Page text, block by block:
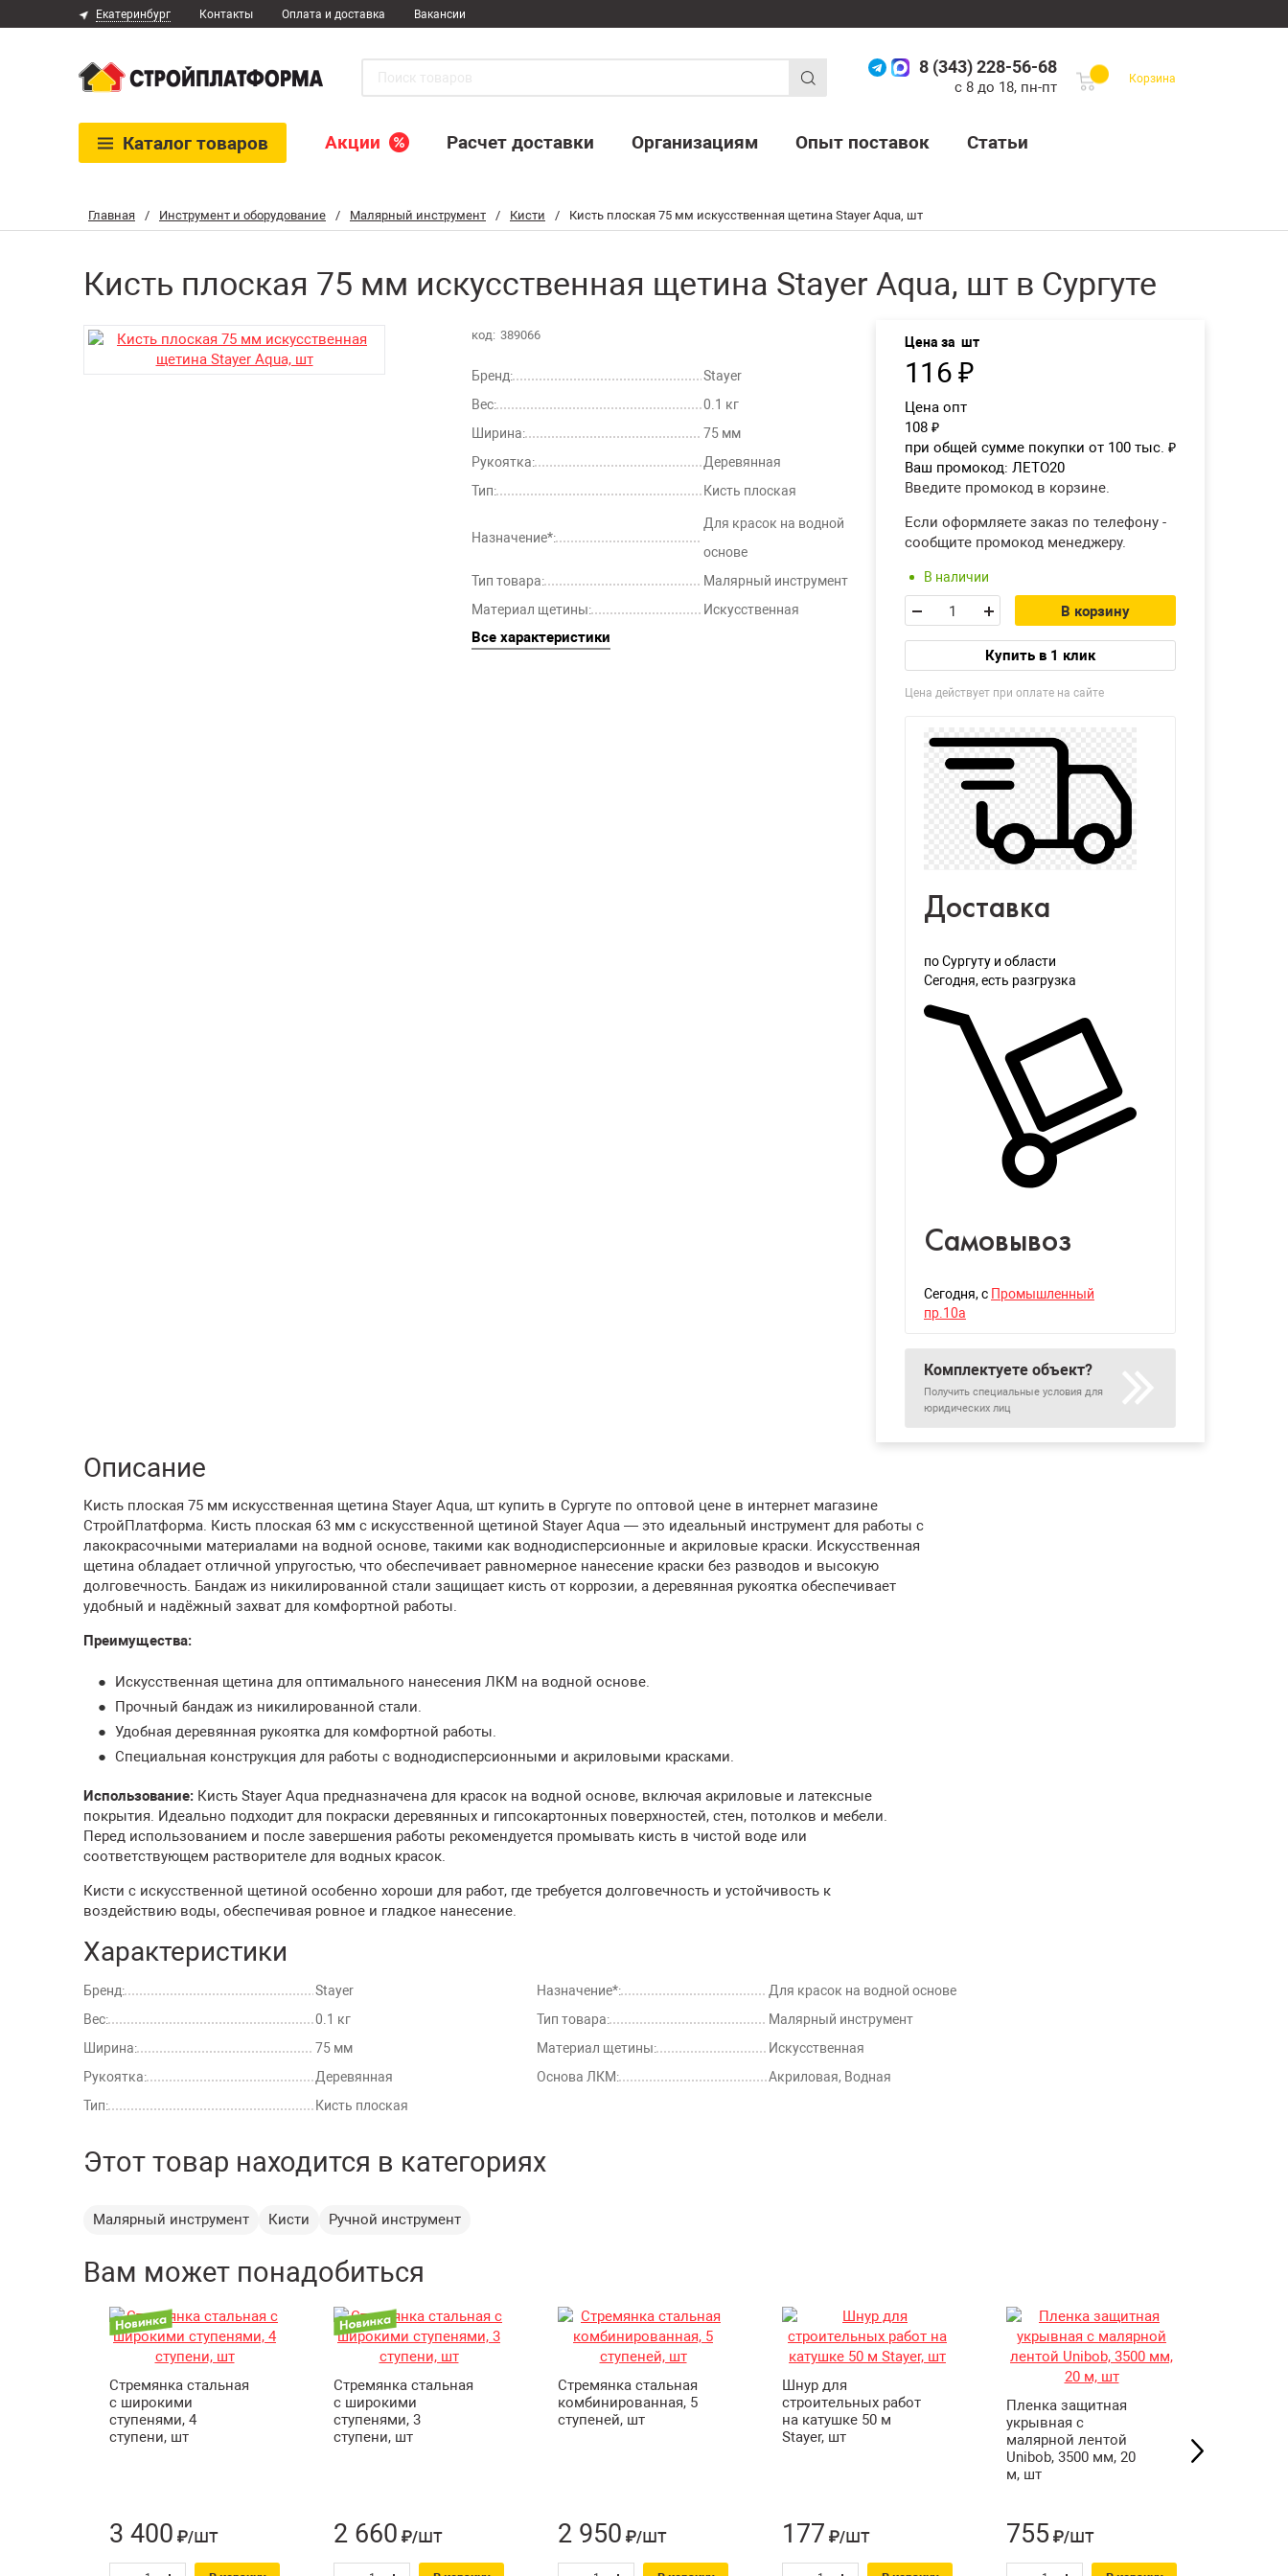
Главная / Инструмент и оборудование / Малярный инструмент / Кисти / Кисть плоская 75 мм искусственная щетина Stayer Aqua, шт
Кисть плоская 75 мм искусственная щетина Stayer Aqua, шт в Сургуте
код: 389066
Бренд:
Stayer
Вес:
0.1 кг
Ширина:
75 мм
Рукоятка:
Деревянная
Тип:
Кисть плоская
Назначение*:
Для красок на водной
основе
Тип товара:
Малярный инструмент
Материал щетины:
Искусственная
Все характеристики
Цена за шт
116 ₽
Цена опт
108 ₽
при общей сумме покупки от 100 тыс. ₽
Ваш промокод: ЛЕТО20
Введите промокод в корзине.
Если оформляете заказ по телефону -
сообщите промокод менеджеру.
В наличии
В корзину
Купить в 1 клик
Цена действует при оплате на сайте
Доставка
по Сургуту и области
Сегодня, есть разгрузка
Самовывоз
Сегодня, с Промышленный
пр.10а
Комплектуете объект?
Получить специальные условия для
юридических лиц
Описание
Кисть плоская 75 мм искусственная щетина Stayer Aqua, шт купить в Сургуте по оптовой цене в интернет магазине
СтройПлатформа. Кисть плоская 63 мм с искусственной щетиной Stayer Aqua — это идеальный инструмент для работы с
лакокрасочными материалами на водной основе, такими как воднодисперсионные и акриловые краски. Искусственная
щетина обладает отличной упругостью, что обеспечивает равномерное нанесение краски без разводов и высокую
долговечность. Бандаж из никилированной стали защищает кисть от коррозии, а деревянная рукоятка обеспечивает
удобный и надёжный захват для комфортной работы.
Преимущества:
Искусственная щетина для оптимального нанесения ЛКМ на водной основе.
Прочный бандаж из никилированной стали.
Удобная деревянная рукоятка для комфортной работы.
Специальная конструкция для работы с воднодисперсионными и акриловыми красками.
Использование: Кисть Stayer Aqua предназначена для красок на водной основе, включая акриловые и латексные
покрытия. Идеально подходит для покраски деревянных и гипсокартонных поверхностей, стен, потолков и мебели.
Перед использованием и после завершения работы рекомендуется промывать кисть в чистой воде или
соответствующем растворителе для водных красок.
Кисти с искусственной щетиной особенно хороши для работ, где требуется долговечность и устойчивость к
воздействию воды, обеспечивая ровное и гладкое нанесение.
Характеристики
Бренд:
Stayer
Вес:
0.1 кг
Ширина:
75 мм
Рукоятка:
Деревянная
Тип:
Кисть плоская
Назначение*:
Для красок на водной основе
Тип товара:
Малярный инструмент
Материал щетины:
Искусственная
Основа ЛКМ:
Акриловая, Водная
Этот товар находится в категориях
Малярный инструмент Кисти Ручной инструмент
Вам может понадобиться
Стремянка стальная
с широкими
ступенями, 4
ступени, шт
3 400 ₽/шт
Стремянка стальная
с широкими
ступенями, 3
ступени, шт
2 660 ₽/шт
Стремянка стальная
комбинированная, 5
ступеней, шт
2 950 ₽/шт
Шнур для
строительных работ
на катушке 50 м
Stayer, шт
177 ₽/шт
Пленка защитная
укрывная с
малярной лентой
Unibob, 3500 мм, 20
м, шт
755 ₽/шт
Екатеринбург Контакты Оплата и доставка Вакансии
8 (343) 228-56-68
с 8 до 18, пн-пт
Корзина
Каталог товаров Акции Расчет доставки Организациям Опыт поставок Статьи